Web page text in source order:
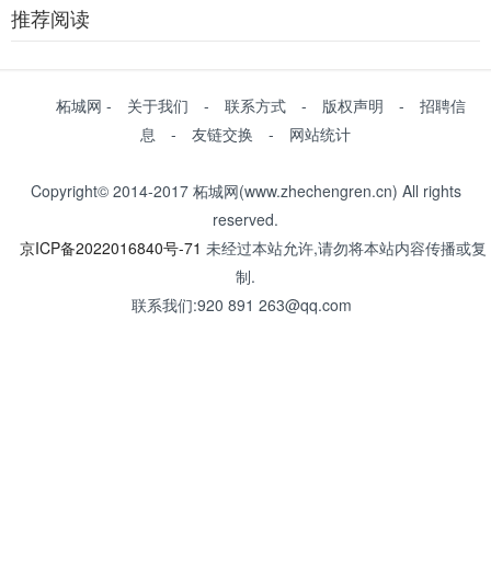
推荐阅读
柘城网 - 关于我们 - 联系方式 - 版权声明 - 招聘信
息 - 友链交换 - 网站统计
Copyright© 2014-2017 柘城网(www.zhechengren.cn) All rights
reserved.
京ICP备2022016840号-71 未经过本站允许,请勿将本站内容传播或复
制.
联系我们:920 891 263@qq.com